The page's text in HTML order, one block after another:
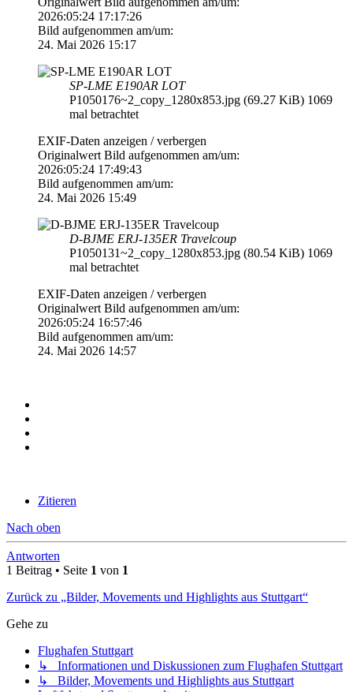
2026:05:24 17:17:26
Bild aufgenommen am/um:
24. Mai 2026 15:17
SP-LME E190AR LOT
P1050176~2_copy_1280x853.jpg (69.27 KiB) 1069
mal betrachtet
EXIF-Daten anzeigen / verbergen
Originalwert Bild aufgenommen am/um:
2026:05:24 17:49:43
Bild aufgenommen am/um:
24. Mai 2026 15:49
D-BJME ERJ-135ER Travelcoup
P1050131~2_copy_1280x853.jpg (80.54 KiB) 1069
mal betrachtet
EXIF-Daten anzeigen / verbergen
Originalwert Bild aufgenommen am/um:
2026:05:24 16:57:46
Bild aufgenommen am/um:
24. Mai 2026 14:57
Zitieren
Nach oben
Antworten
1 Beitrag • Seite 1 von 1
Zurück zu „Bilder, Movements und Highlights aus Stuttgart“
Gehe zu
Flughafen Stuttgart
↳ Informationen und Diskussionen zum Flughafen Stuttgart
↳ Bilder, Movements und Highlights aus Stuttgart